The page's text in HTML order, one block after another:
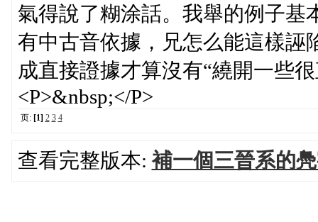
氣得說了糊涂話。我舉的例子基
有中古音依據，兄怎么能這樣誣
成直接證據才算沒有“繞開一些
<P>&nbsp;</P>
页: [1] 2 3 4
查看完整版本:補一個三晉系的